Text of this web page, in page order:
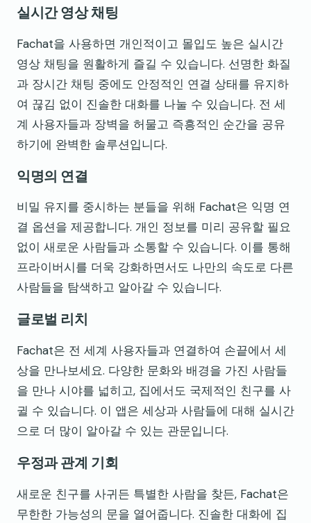
실시간 영상 채팅
Fachat을 사용하면 개인적이고 몰입도 높은 실시간
영상 채팅을 원활하게 즐길 수 있습니다. 선명한 화질
과 장시간 채팅 중에도 안정적인 연결 상태를 유지하
여 끊김 없이 진솔한 대화를 나눌 수 있습니다. 전 세
계 사용자들과 장벽을 허물고 즉흥적인 순간을 공유
하기에 완벽한 솔루션입니다.
익명의 연결
비밀 유지를 중시하는 분들을 위해 Fachat은 익명 연
결 옵션을 제공합니다. 개인 정보를 미리 공유할 필요
없이 새로운 사람들과 소통할 수 있습니다. 이를 통해
프라이버시를 더욱 강화하면서도 나만의 속도로 다른
사람들을 탐색하고 알아갈 수 있습니다.
글로벌 리치
Fachat은 전 세계 사용자들과 연결하여 손끝에서 세
상을 만나보세요. 다양한 문화와 배경을 가진 사람들
을 만나 시야를 넓히고, 집에서도 국제적인 친구를 사
귈 수 있습니다. 이 앱은 세상과 사람들에 대해 실시간
으로 더 많이 알아갈 수 있는 관문입니다.
우정과 관계 기회
새로운 친구를 사귀든 특별한 사람을 찾든, Fachat은
무한한 가능성의 문을 열어줍니다. 진솔한 대화에 집